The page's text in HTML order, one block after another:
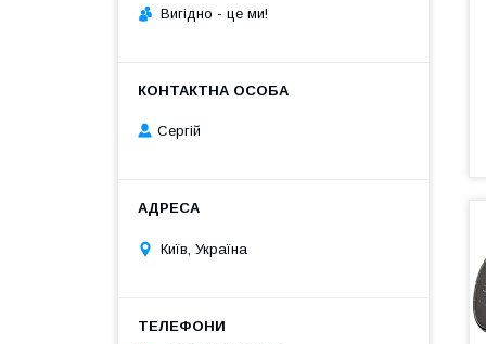
Вигiдно - це ми!
Сергій
Київ, Україна